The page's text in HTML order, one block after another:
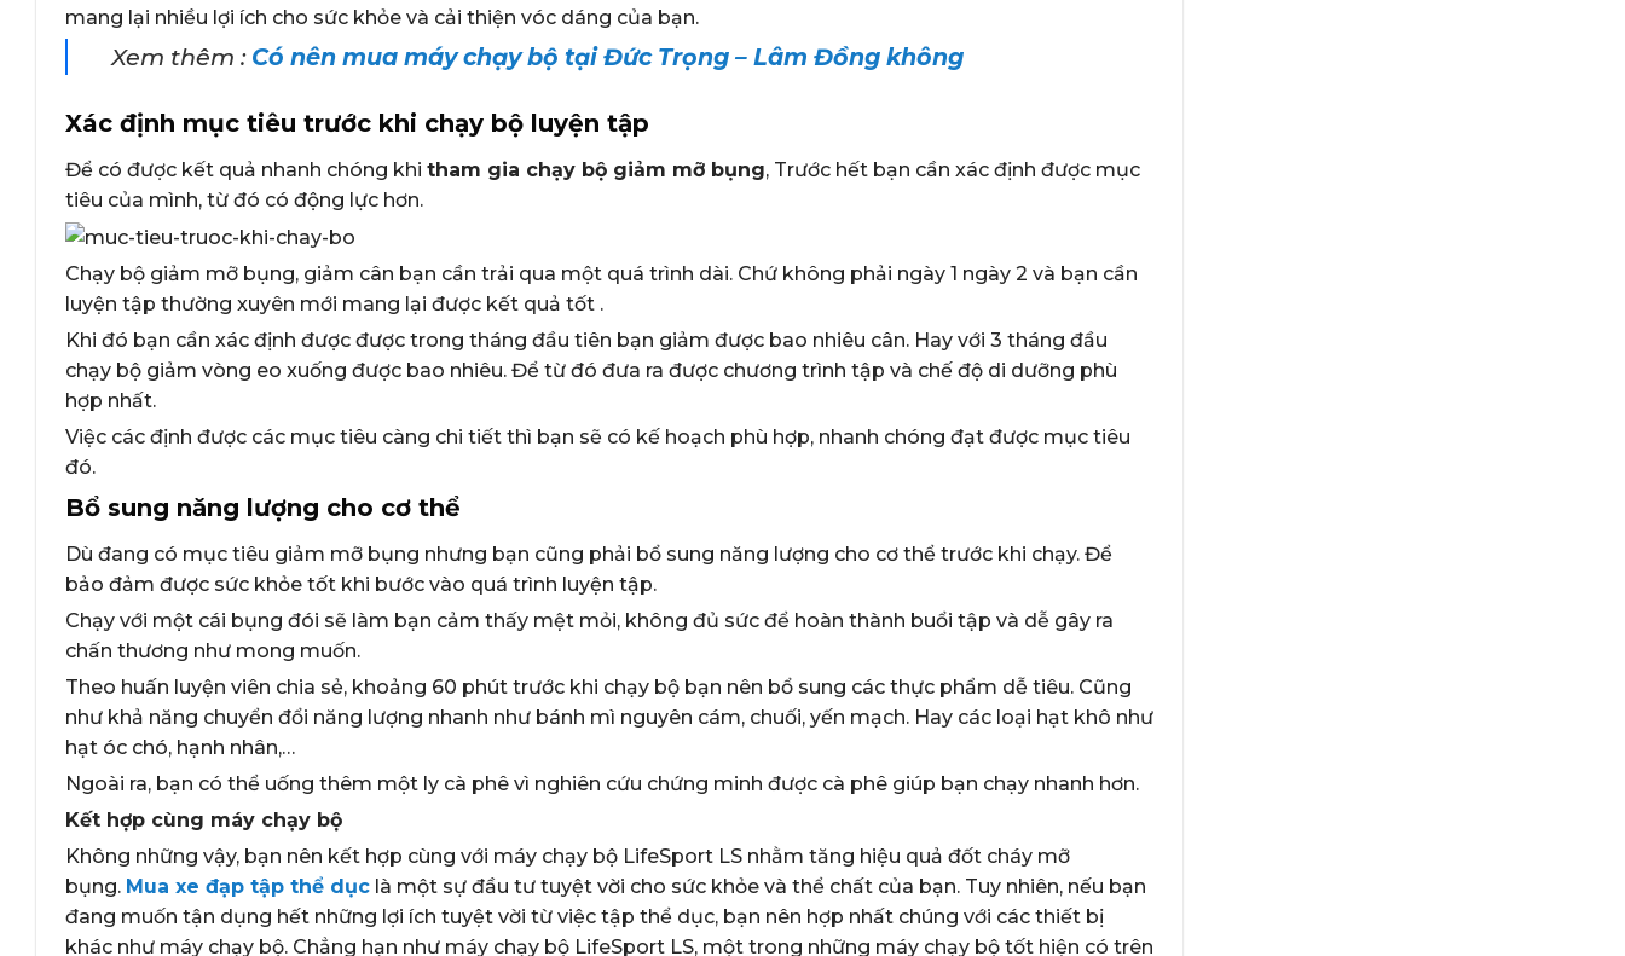
mang lại nhiều lợi ích cho sức khỏe và cải thiện vóc dáng của bạn.
Xem thêm : Có nên mua máy chạy bộ tại Đức Trọng – Lâm Đồng không
Xác định mục tiêu trước khi chạy bộ luyện tập
Để có được kết quả nhanh chóng khi tham gia chạy bộ giảm mỡ bụng, Trước hết bạn cần xác định được mục
tiêu của mình, từ đó có động lực hơn.
Chạy bộ giảm mỡ bụng, giảm cân bạn cần trải qua một quá trình dài. Chứ không phải ngày 1 ngày 2 và bạn cần
luyện tập thường xuyên mới mang lại được kết quả tốt .
Khi đó bạn cần xác định được được trong tháng đầu tiên bạn giảm được bao nhiêu cân. Hay với 3 tháng đầu
chạy bộ giảm vòng eo xuống được bao nhiêu. Để từ đó đưa ra được chương trình tập và chế độ di dưỡng phù
hợp nhất.
Việc các định được các mục tiêu càng chi tiết thì bạn sẽ có kế hoạch phù hợp, nhanh chóng đạt được mục tiêu
đó.
Bổ sung năng lượng cho cơ thể
Dù đang có mục tiêu giảm mỡ bụng nhưng bạn cũng phải bổ sung năng lượng cho cơ thể trước khi chạy. Để
bảo đảm được sức khỏe tốt khi bước vào quá trình luyện tập.
Chạy với một cái bụng đói sẽ làm bạn cảm thấy mệt mỏi, không đủ sức để hoàn thành buổi tập và dễ gây ra
chấn thương như mong muốn.
Theo huấn luyện viên chia sẻ, khoảng 60 phút trước khi chạy bộ bạn nên bổ sung các thực phẩm dễ tiêu. Cũng
như khả năng chuyển đổi năng lượng nhanh như bánh mì nguyên cám, chuối, yến mạch. Hay các loại hạt khô như
hạt óc chó, hạnh nhân,…
Ngoài ra, bạn có thể uống thêm một ly cà phê vì nghiên cứu chứng minh được cà phê giúp bạn chạy nhanh hơn.
Kết hợp cùng máy chạy bộ
Không những vậy, bạn nên kết hợp cùng với máy chạy bộ LifeSport LS nhằm tăng hiệu quả đốt cháy mỡ
bụng. Mua xe đạp tập thể dục là một sự đầu tư tuyệt vời cho sức khỏe và thể chất của bạn. Tuy nhiên, nếu bạn
đang muốn tận dụng hết những lợi ích tuyệt vời từ việc tập thể dục, bạn nên hợp nhất chúng với các thiết bị
khác như máy chạy bộ. Chẳng hạn như máy chạy bộ LifeSport LS, một trong những máy chạy bộ tốt hiện có trên